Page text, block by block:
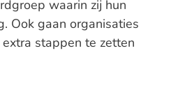
waarin zij hun
Ook gaan organisaties
stappen te zetten